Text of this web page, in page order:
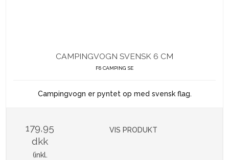
CAMPINGVOGN SVENSK 6 CM
F6 CAMPING SE
Campingvogn er pyntet op med svensk flag.
179,95
dkk
(inkl.
VIS PRODUKT